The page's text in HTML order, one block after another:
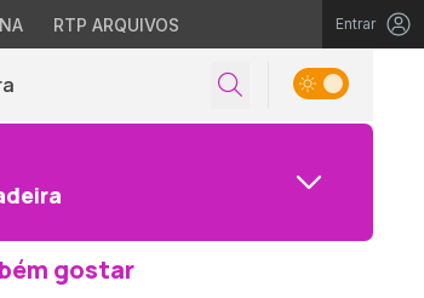
RTP ARQUIVOS Entrar
gostar